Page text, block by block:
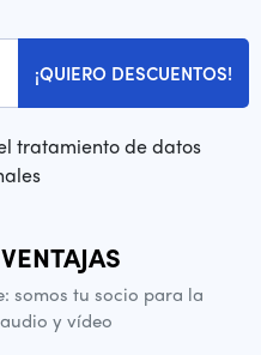
¡QUIERO DESCUENTOS!
tratamiento de datos
somos tu socio para la
y vídeo